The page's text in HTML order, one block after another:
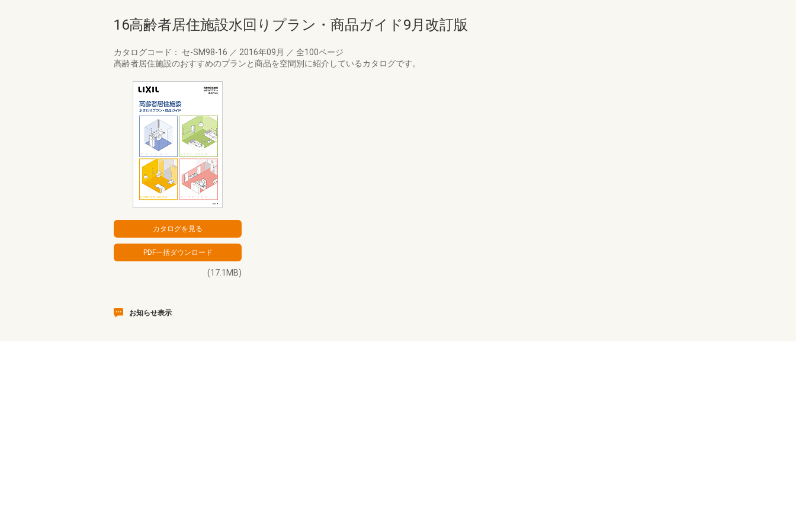
16高齢者居住施設水回りプラン・商品ガイド9月改訂版
カタログコード： セ-SM98-16 ／ 2016年09月 ／ 全100ページ
高齢者居住施設のおすすめのプランと商品を空間別に紹介しているカタログです。
(17.1MB)
お知らせ表示